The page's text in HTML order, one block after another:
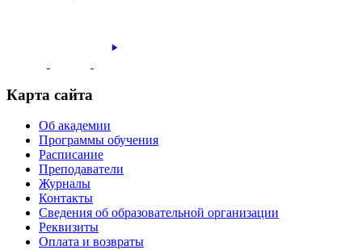
Карта сайта
Об академии
Программы обучения
Расписание
Преподаватели
Журналы
Контакты
Сведения об образовательной организации
Реквизиты
Оплата и возвраты